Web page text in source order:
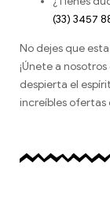
(33) 3457
No dejes que
¡Únete a
despierta el
increíbles ofertas